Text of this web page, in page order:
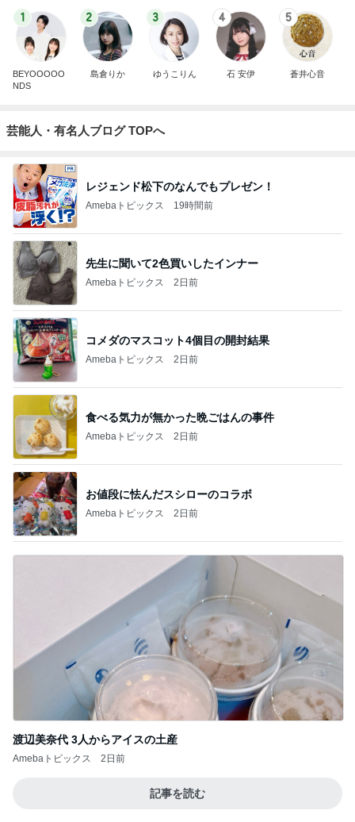
1
BEYOOOOO
NDS
2
島倉りか
3
ゆうこりん
4
石 安伊
5
蒼井心音
芸能人・有名人ブログ TOPへ
レジェンド松下のなんでもプレゼン！
Amebaトピックス 19時間前
先生に聞いて2色買いしたインナー
Amebaトピックス 2日前
コメダのマスコット4個目の開封結果
Amebaトピックス 2日前
食べる気力が無かった晩ごはんの事件
Amebaトピックス 2日前
お値段に怯んだスシローのコラボ
Amebaトピックス 2日前
渡辺美奈代 3人からアイスの土産
Amebaトピックス 2日前
記事を読む